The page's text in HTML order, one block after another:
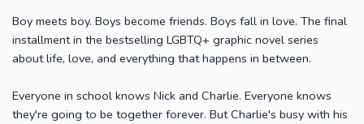
Boy meets boy. Boys become friends. Boys fall in love. The final
installment in the bestselling LGBTQ+ graphic novel series
about life, love, and everything that happens in between.
Everyone in school knows Nick and Charlie. Everyone knows
they're going to be together forever. But Charlie's busy with his